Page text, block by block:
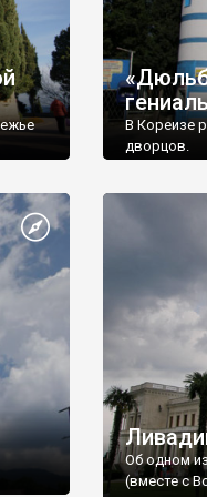
В Кореизе
дворцов.
Об одном
(вместе с